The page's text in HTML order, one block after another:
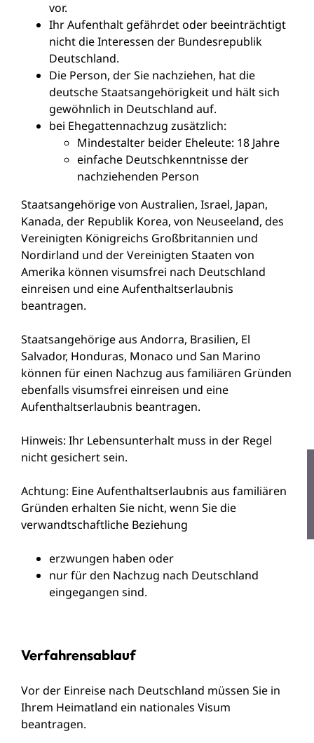
vor.
Ihr Aufenthalt gefährdet oder beeinträchtigt
nicht die Interessen der Bundesrepublik
Deutschland.
Die Person, der Sie nachziehen, hat die
deutsche Staatsangehörigkeit und hält sich
gewöhnlich in Deutschland auf.
bei Ehegattennachzug zusätzlich:
Mindestalter beider Eheleute: 18 Jahre
einfache Deutschkenntnisseder
nachziehenden Person
Staatsangehörige von Australien, Israel, Japan,
Kanada, der Republik Korea, von Neuseeland, des
Vereinigten Königreichs Großbritannien und
Nordirland und der Vereinigten Staaten von
Amerika können visumsfrei nach Deutschland
einreisen und eine Aufenthaltserlaubnis
beantragen.
Staatsangehörige aus Andorra, Brasilien, El
Salvador, Honduras, Monaco und San Marino
können für einen Nachzug aus familiären Gründen
ebenfalls visumsfrei einreisen und eine
Aufenthaltserlaubnis beantragen.
Hinweis: Ihr Lebensunterhalt muss in der Regel
nicht gesichert sein.
Achtung: Eine Aufenthaltserlaubnis aus familiären
Gründen erhalten Sie nicht, wenn Sie die
verwandtschaftliche Beziehung
erzwungen haben oder
nur für den Nachzug nach Deutschland
eingegangen sind.
Verfahrensablauf
Vor der Einreise nach Deutschland müssen Sie in
Ihrem Heimatland ein nationales Visum
beantragen.